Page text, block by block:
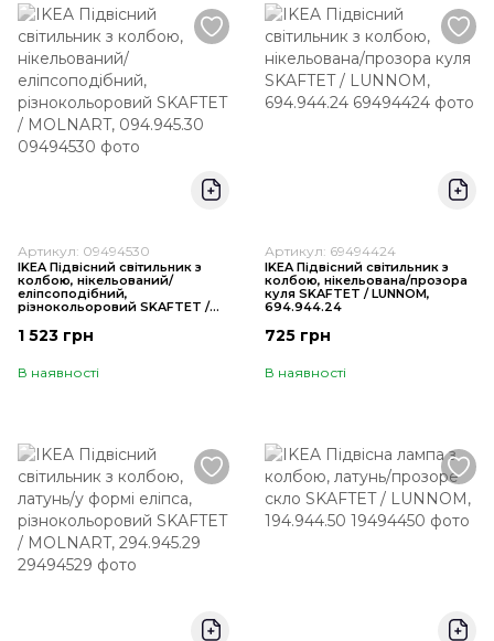
Артикул: 09494530
IKEA Підвісний світильник з
колбою, нікельований/
еліпсоподібний,
різнокольоровий SKAFTET /
1 523 грн
В наявності
Артикул: 69494424
IKEA Підвісний світильник з
колбою, нікельована/прозора
куля SKAFTET / LUNNOM,
694.944.24
725 грн
В наявності